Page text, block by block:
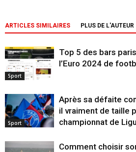
ARTICLES SIMILAIRES PLUS DE L'AUTEUR
Sport
Top 5 des bars
l’Euro 2024 de
Sport
Après sa défaite
il vraiment de taille
championnat de
Comment choisir